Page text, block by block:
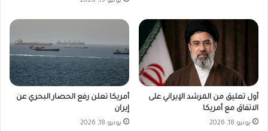
أول تعليق من المرشد الإيراني على
الاتفاق مع أمريكا
يونيو 18, 2026
أمريكا تعلن رفع الحصار البحري عن
إيران
يونيو 18, 2026